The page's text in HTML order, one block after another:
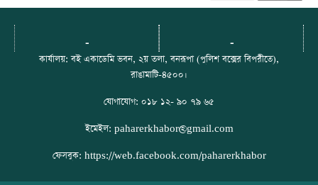
- -
কার্যালয়: বই একাডেমি ভবন, ২য় তলা, বনরূপা (পুলিশ বক্সের বিপরীতে),
রাঙামাটি-৪৫০০।
যোগাযোগ: ০১৮ ১২- ৯০ ৭৯ ৬৫
ইমেইল: paharerkhabor@gmail.com
ফেসবুক: https://web.facebook.com/paharerkhabor